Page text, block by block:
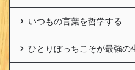
いつもの言葉を哲学する
ひとりぼっちこそが最強の